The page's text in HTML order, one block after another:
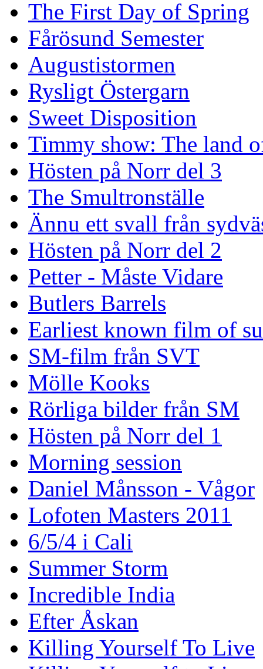
The First Day of Spring
Fårösund Semester
Augustistormen
Rysligt Östergarn
Sweet Disposition
Timmy show: The land
Hösten på Norr del 3
The Smultronställe
Ännu ett svall från
Hösten på Norr del 2
Petter - Måste Vidare
Butlers Barrels
Earliest known film of
SM-film från SVT
Mölle Kooks
Rörliga bilder från SM
Hösten på Norr del 1
Morning session
Daniel Månsson - Vågor
Lofoten Masters 2011
6/5/4 i Cali
Summer Storm
Incredible India
Efter Åskan
Killing Yourself To Live